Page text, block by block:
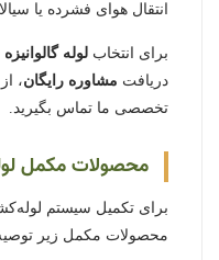
انتقال هوای فشرده یا
برای انتخاب لوله
دریافت مشاوره رایگان،
تخصصی ما تماس بگیرید.
محصولات مکمل
برای تکمیل سیستم
محصولات مکمل زیر